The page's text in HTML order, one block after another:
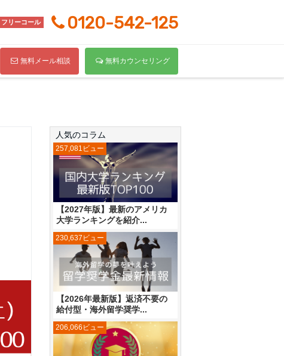
フリーコール 0120-542-125
無料メール相談 無料カウンセリング
人気のコラム
【2027年版】最新のアメリカ
大学ランキングを紹介...
257,081ビュー
【2026年最新版】返済不要の
給付型・海外留学奨学...
230,637ビュー
206,066ビュー